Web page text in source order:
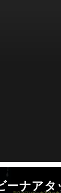
ーナアタ